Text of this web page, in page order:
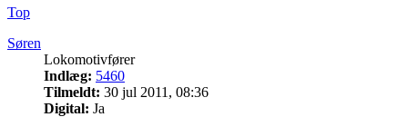
Top
Søren
Lokomotivfører
Indlæg: 5460
Tilmeldt: 30 jul 2011, 08:36
Digital: Ja